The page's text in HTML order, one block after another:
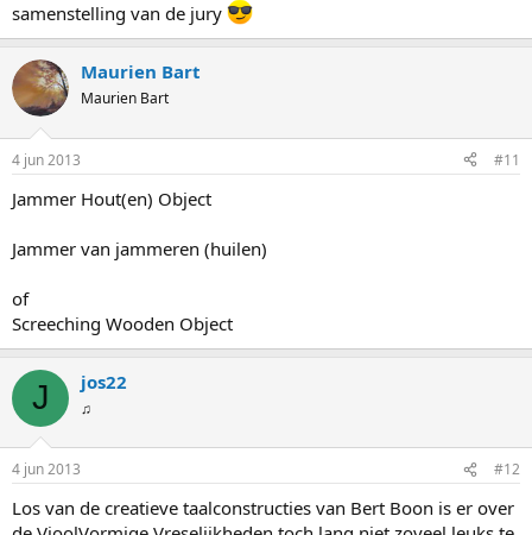
samenstelling van de jury
Maurien Bart
Maurien Bart
4 jun 2013 #11
Jammer Hout(en) Object
Jammer van jammeren (huilen)
of
Screeching Wooden Object
J jos22
♫
4 jun 2013 #12
Los van de creatieve taalconstructies van Bert Boon is er over